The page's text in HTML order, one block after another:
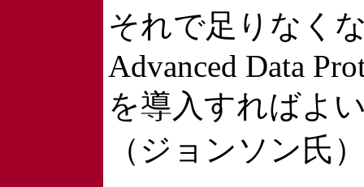
それで足りなく
Advanced Data
を導入すればよ
（ジョンソン氏